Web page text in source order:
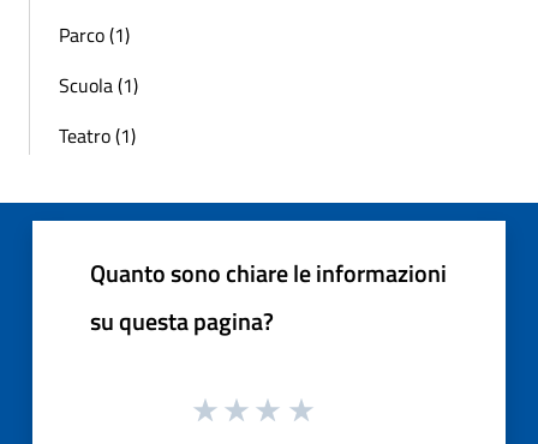
Parco (1)
Scuola (1)
Teatro (1)
Quanto sono chiare le informazioni
su questa pagina?